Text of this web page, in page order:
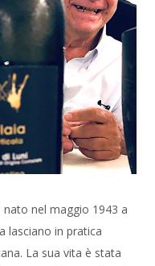
nato nel maggio 1943 a
lasciano in pratica
La sua vita è stata